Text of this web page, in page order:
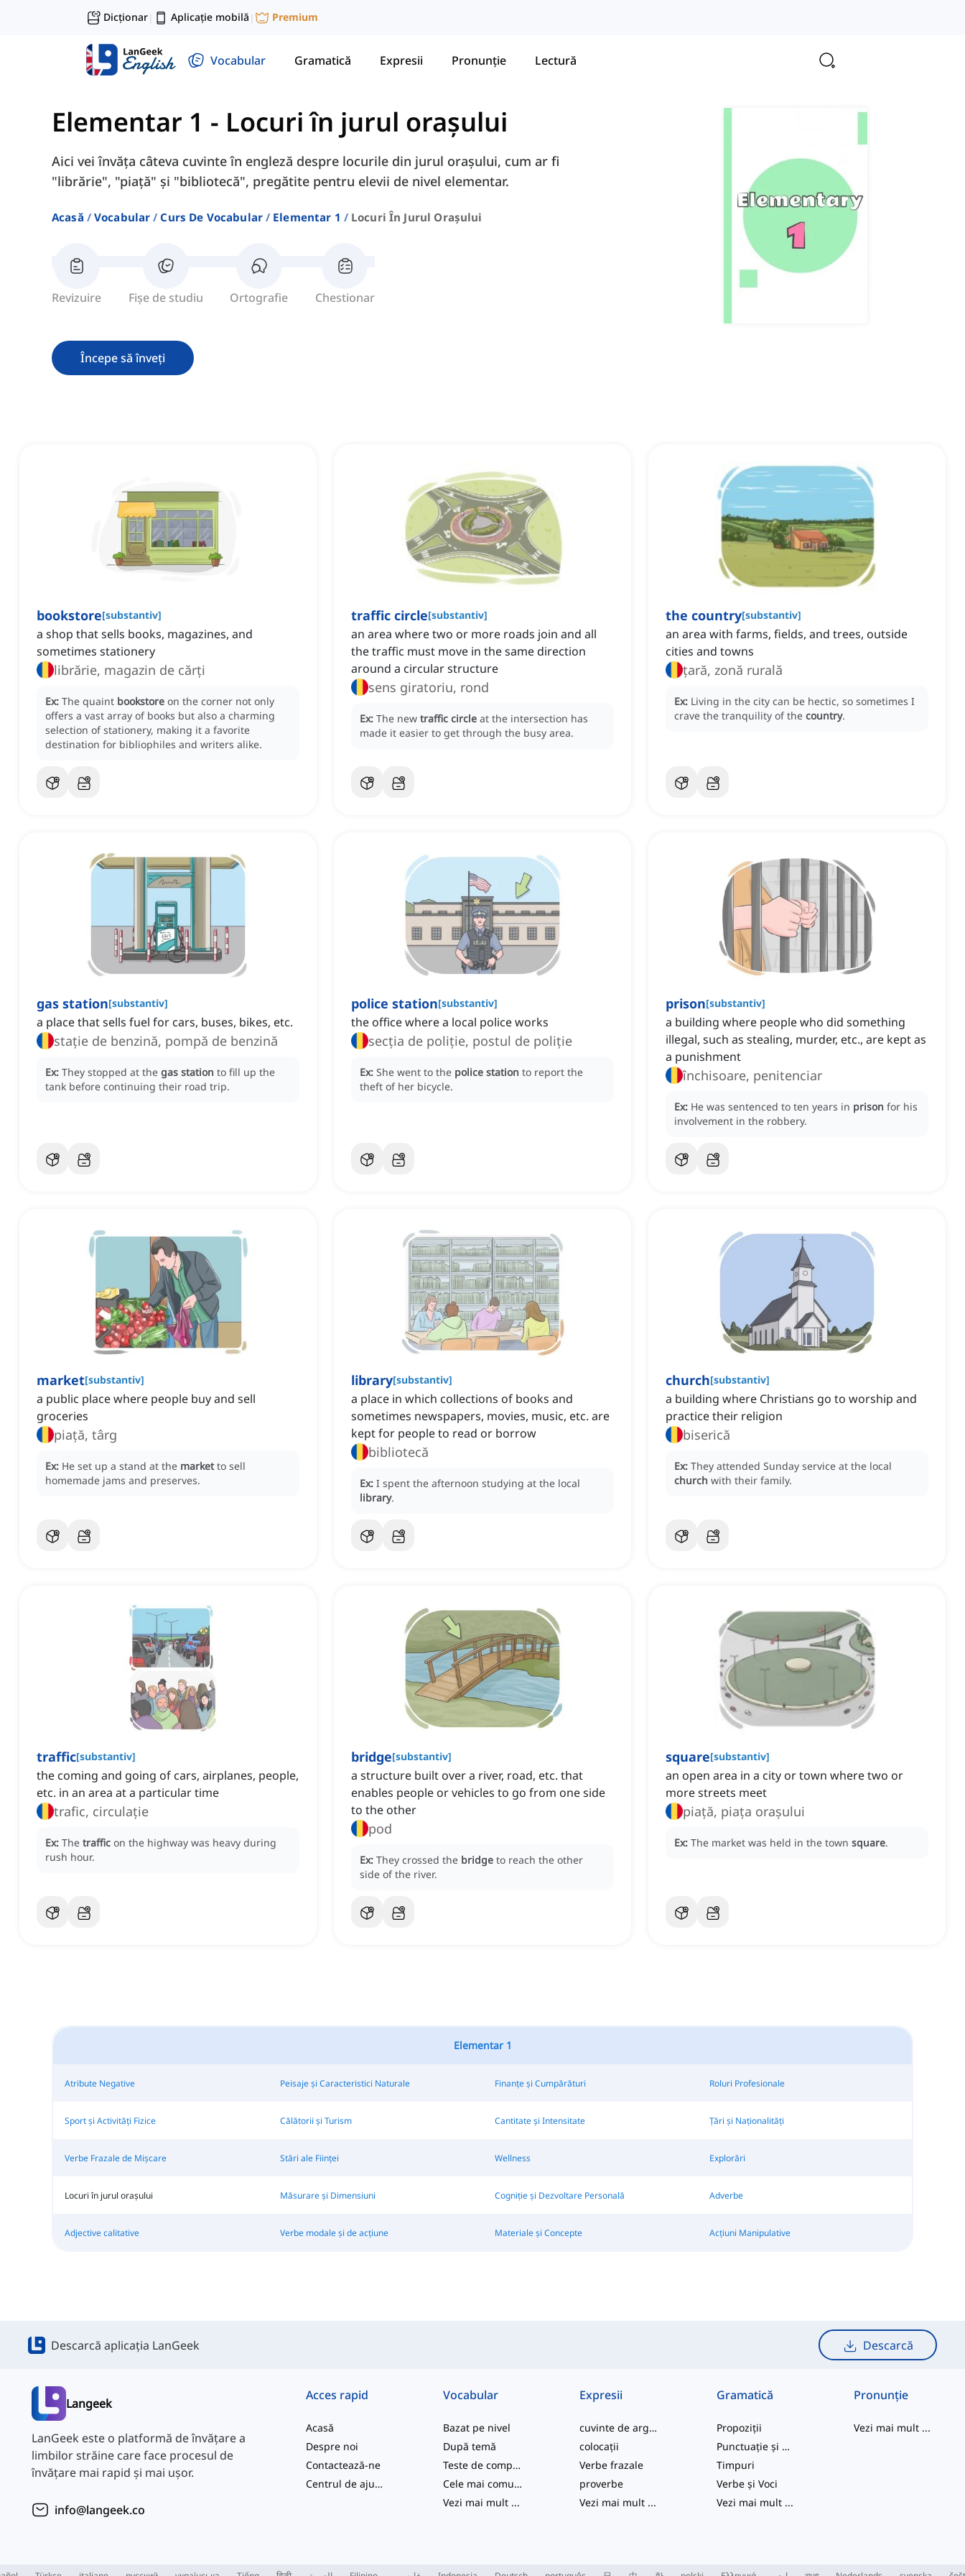
Dicționar| Aplicație mobilă | Premium
Vocabular Gramatică Expresii Pronunție Lectură
Elementar 1 - Locuri în jurul orașului
Aici vei învăța câteva cuvinte în engleză despre locurile din jurul orașului, cum ar fi
"librărie", "piață" și "bibliotecă", pregătite pentru elevii de nivel elementar.
Acasă Vocabular Curs De Vocabular Elementar 1 Locuri În Jurul Orașului
Revizuire Fișe de studiu Ortografie Chestionar
Începe să înveți
bookstore[substantiv]
a shop that sells books, magazines, and
sometimes stationery
librărie, magazin de cărți
Ex: The quaint bookstore on the corner not only
offers a vast array of books but also a charming
selection of stationery, making it a favorite
destination for bibliophiles and writers alike.
traffic circle[substantiv]
an area where two or more roads join and all
the traffic must move in the same direction
around a circular structure
sens giratoriu, rond
Ex: The new traffic circle at the intersection has
made it easier to get through the busy area.
the country[substantiv]
an area with farms, fields, and trees, outside
cities and towns
țară, zonă rurală
Ex: Living in the city can be hectic, so sometimes I
crave the tranquility of the country.
gas station[substantiv]
a place that sells fuel for cars, buses, bikes, etc.
stație de benzină, pompă de benzină
Ex: They stopped at the gas station to fill up the
tank before continuing their road trip.
police station[substantiv]
the office where a local police works
secția de poliție, postul de poliție
Ex: She went to the police station to report the
theft of her bicycle.
prison[substantiv]
a building where people who did something
illegal, such as stealing, murder, etc., are kept as
a punishment
închisoare, penitenciar
Ex: He was sentenced to ten years in prison for his
involvement in the robbery.
market[substantiv]
a public place where people buy and sell
groceries
piață, târg
Ex: He set up a stand at the market to sell
homemade jams and preserves.
library[substantiv]
a place in which collections of books and
sometimes newspapers, movies, music, etc. are
kept for people to read or borrow
bibliotecă
Ex: I spent the afternoon studying at the local
library.
church[substantiv]
a building where Christians go to worship and
practice their religion
biserică
Ex: They attended Sunday service at the local
church with their family.
traffic[substantiv]
the coming and going of cars, airplanes, people,
etc. in an area at a particular time
trafic, circulație
Ex: The traffic on the highway was heavy during
rush hour.
bridge[substantiv]
a structure built over a river, road, etc. that
enables people or vehicles to go from one side
to the other
pod
Ex: They crossed the bridge to reach the other
side of the river.
square[substantiv]
an open area in a city or town where two or
more streets meet
piață, piața orașului
Ex: The market was held in the town square.
Elementar 1
Atribute Negative Peisaje și Caracteristici Naturale Finanțe și Cumpărături Roluri Profesionale
Sport și Activități Fizice Călătorii și Turism Cantitate și Intensitate Țări și Naționalități
Verbe Frazale de Mișcare Stări ale Ființei Wellness Explorări
Locuri în jurul orașului Măsurare și Dimensiuni Cogniție și Dezvoltare Personală Adverbe
Adjective calitative Verbe modale și de acțiune Materiale și Concepte Acțiuni Manipulative
Descarcă aplicația LanGeek Descarcă
Langeek
LanGeek este o platformă de învățare a
limbilor străine care face procesul de
învățare mai rapid și mai ușor.
info@langeek.co
Acces rapid
Acasă
Despre noi
Contactează-ne
Centrul de ajutor
Vocabular
Bazat pe nivel
După temă
Teste de competență
Cele mai comune
Vezi mai mult...
Expresii
cuvinte de argou
colocații
Verbe frazale
proverbe
Vezi mai mult ...
Gramatică
Propoziții
Punctuație și Ortografie
Timpuri
Verbe și Voci
Vezi mai mult ...
Pronunție
Vezi mai mult ...